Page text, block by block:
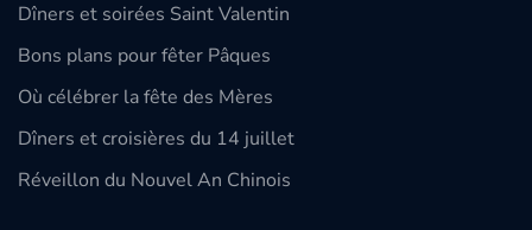
Dîners et soirées Saint Valentin
Bons plans pour fêter Pâques
Où célébrer la fête des Mères
Dîners et croisières du 14 juillet
Réveillon du Nouvel An Chinois